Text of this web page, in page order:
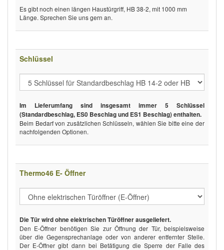
Es gibt noch einen längen Haustürgriff, HB 38-2, mit 1000 mm
Länge. Sprechen Sie uns gern an.
Schlüssel
Im Lieferumfang sind insgesamt immer 5 Schlüssel
(Standardbeschlag, ES0 Beschlag und ES1 Beschlag) enthalten.
Beim Bedarf von zusätzlichen Schlüsseln, wählen Sie bitte eine der
nachfolgenden Optionen.
Thermo46 E- Öffner
Die Tür wird ohne elektrischen Türöffner ausgeliefert.
Den E-Öffner benötigen Sie zur Öffnung der Tür, beispielsweise
über die Gegensprechanlage oder von anderer entfernter Stelle.
Der E-Öffner gibt dann bei Betätigung die Sperre der Falle des